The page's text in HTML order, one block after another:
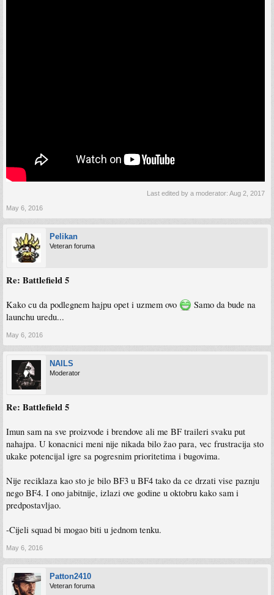
Last edited by a moderator: Aug 2, 2017
May 6, 2016
Pelikan
Veteran foruma
Re: Battlefield 5
Kako cu da podlegnem hajpu opet i uzmem ovo
Samo da bude na
launchu uredu...
May 6, 2016
NAILS
Moderator
Re: Battlefield 5
Imun sam na sve proizvode i brendove ali me BF traileri svaku put
nahajpa. U konacnici meni nije nikada bilo žao para, vec frustracija sto
ukake potencijal igre sa pogresnim prioritetima i bugovima.
Nije reciklaza kao sto je bilo BF3 u BF4 tako da ce drzati vise paznju
nego BF4. I ono jabitnije, izlazi ove godine u oktobru kako sam i
predpostavljao.
-Cijeli squad bi mogao biti u jednom tenku.
May 6, 2016
Patton2410
Veteran foruma